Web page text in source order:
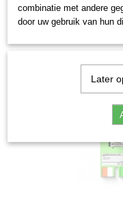
combinatie met andere
door uw gebruik van hun
Later